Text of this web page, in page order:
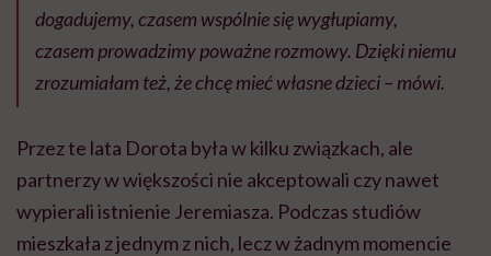
dogadujemy, czasem wspólnie się wygłupiamy,
czasem prowadzimy poważne rozmowy. Dzięki niemu
zrozumiałam też, że chcę mieć własne dzieci – mówi.
Przez te lata Dorota była w kilku związkach, ale
partnerzy w większości nie akceptowali czy nawet
wypierali istnienie Jeremiasza. Podczas studiów
mieszkała z jednym z nich, lecz w żadnym momencie